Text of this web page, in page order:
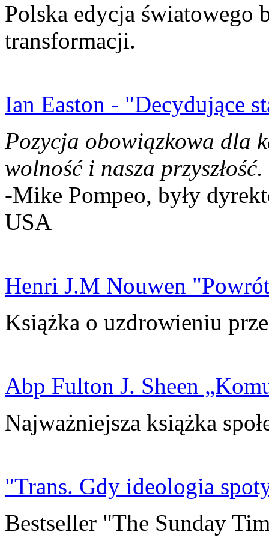
Polska edycja światowego
transformacji.
Ian Easton - "Decydujące
Pozycja obowiązkowa dla
wolność i nasza przyszłość.
-Mike Pompeo, były
USA
Henri J.M Nouwen
Książka o uzdrowieniu
Abp Fulton J. Sheen
Najważniejsza książka
"Trans. Gdy ideologia
Bestseller "The Sunday